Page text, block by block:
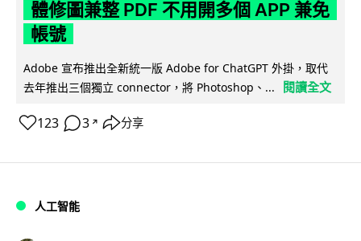
體修圖兼整 PDF 不用開多個 APP 兼免
帳號
Adobe 宣布推出全新統一版 Adobe for ChatGPT 外掛，取代
去年推出三個獨立 connector，將 Photoshop、...
閱讀全文
123 3 ↗ 分享
人工智能